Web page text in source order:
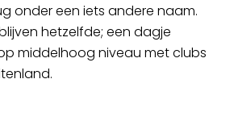
onder een iets andere naam.
hetzelfde; een dagje
middelhoog niveau met clubs